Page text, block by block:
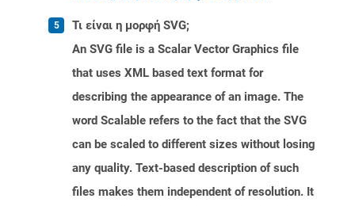
Τι είναι η μορφή SVG;
An SVG file is a Scalar Vector Graphics file
that uses XML based text format for
describing the appearance of an image. The
word Scalable refers to the fact that the SVG
can be scaled to different sizes without losing
any quality. Text-based description of such
files makes them independent of resolution. It